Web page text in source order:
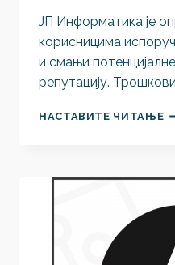
ЈП Информатика је
корисницима
и смањи
репутацију.
НАСТАВИТЕ ЧИТАЊЕ
У